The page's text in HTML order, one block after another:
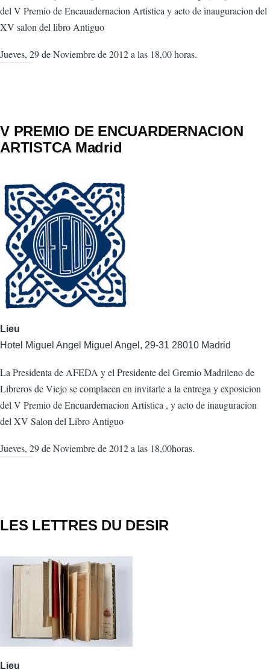
del V Premio de Encauadernacion Artistica y acto de inauguracion del
XV salon del libro Antiguo
Jueves, 29 de Noviembre de 2012 a las 18,00 horas.
V PREMIO DE ENCUARDERNACION
ARTISTCA Madrid
Lieu
Hotel Miguel Angel Miguel Angel, 29-31 28010 Madrid
La Presidenta de AFEDA y el Presidente del Gremio Madrileno de
Libreros de Viejo se complacen en invitarle a la entrega y exposicion
del V Premio de Encuardernacion Artistica , y acto de inauguracion
del XV Salon del Libro Antiguo
Jueves, 29 de Noviembre de 2012 a las 18,00horas.
LES LETTRES DU DESIR
Lieu